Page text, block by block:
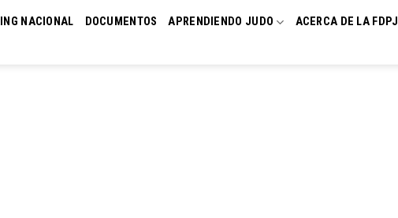
NACIONAL DOCUMENTOS APRENDIENDO JUDO ACERCA DE LA FDPJ